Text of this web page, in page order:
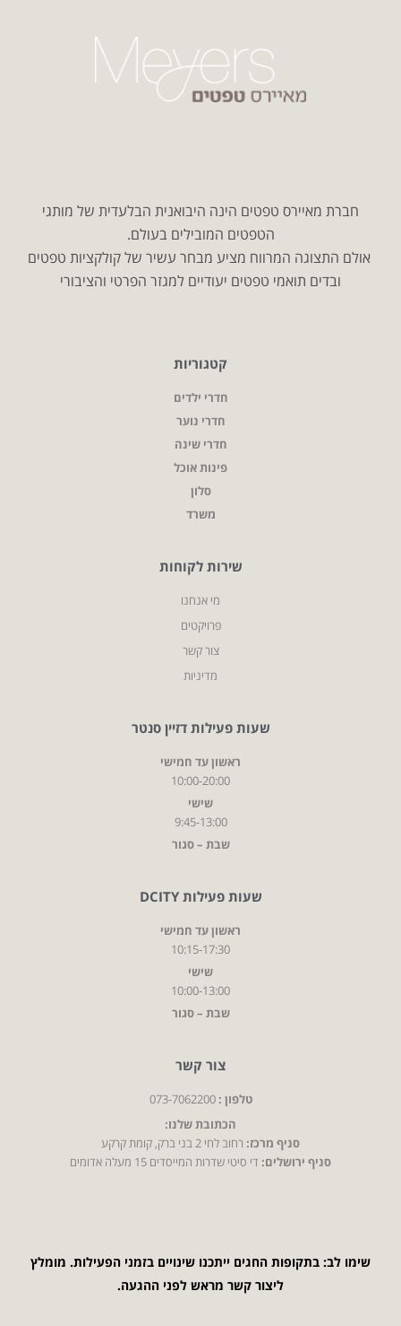
חברת מאיירס טפטים הינה היבואנית הבלעדית של מותגי
הטפטים המובילים בעולם.
אולם התצוגה המרווח מציע מבחר עשיר של קולקציות טפטים
ובדים תואמי טפטים יעודיים למגזר הפרטי והציבורי
קטגוריות
חדרי ילדים
חדרי נוער
חדרי שינה
פינות אוכל
סלון
משרד
שירות לקוחות
מי אנחנו
פרויקטים
צור קשר
מדיניות
שעות פעילות דזיין סנטר
ראשון עד חמישי
10:00-20:00
שישי
9:45-13:00
שבת – סגור
שעות פעילות DCITY
ראשון עד חמישי
10:15-17:30
שישי
10:00-13:00
שבת – סגור
צור קשר
טלפון : 073-7062200
הכתובת שלנו:
סניף מרכז: רחוב לחי 2 בני ברק, קומת קרקע
סניף ירושלים: די סיטי שדרות המייסדים 15 מעלה אדומים
שימו לב: בתקופות החגים ייתכנו שינויים בזמני הפעילות. מומלץ
ליצור קשר מראש לפני ההגעה.